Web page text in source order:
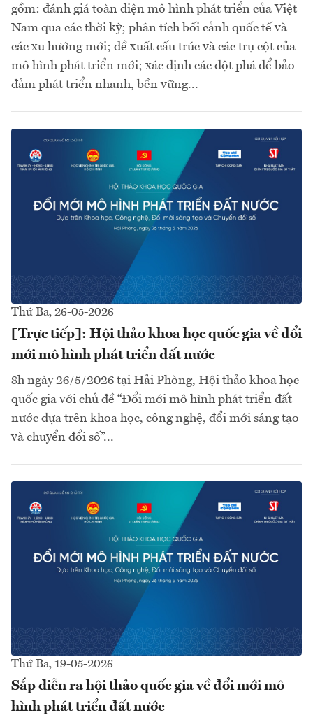
gồm: đánh giá toàn diện mô hình phát triển của Việt
Nam qua các thời kỳ; phân tích bối cảnh quốc tế và
các xu hướng mới; đề xuất cấu trúc và các trụ cột của
mô hình phát triển mới; xác định các đột phá để bảo
đảm phát triển nhanh, bền vững...
Thứ Ba, 26-05-2026
[Trực tiếp]: Hội thảo khoa học quốc gia về đổi
mới mô hình phát triển đất nước
8h ngày 26/5/2026 tại Hải Phòng, Hội thảo khoa học
quốc gia với chủ đề “Đổi mới mô hình phát triển đất
nước dựa trên khoa học, công nghệ, đổi mới sáng tạo
và chuyển đổi số”...
Thứ Ba, 19-05-2026
Sắp diễn ra hội thảo quốc gia về đổi mới mô
hình phát triển đất nước